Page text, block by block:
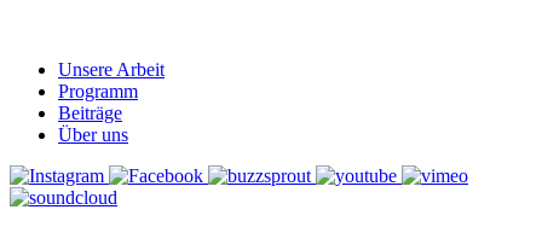
Unsere Arbeit
Programm
Beiträge
Über uns